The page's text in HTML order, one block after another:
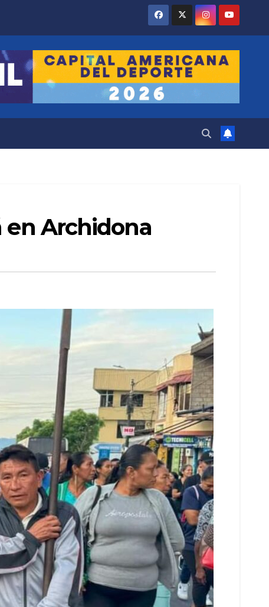
en Archidona